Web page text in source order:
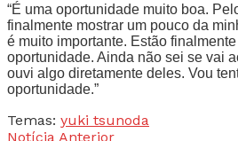
“É uma oportunidade muito boa.
finalmente mostrar um pouco da
é muito importante. Estão
oportunidade. Ainda não sei se vai
ouvi algo diretamente deles. Vou
oportunidade.”
Temas: yuki tsunoda
Notícia Anterior